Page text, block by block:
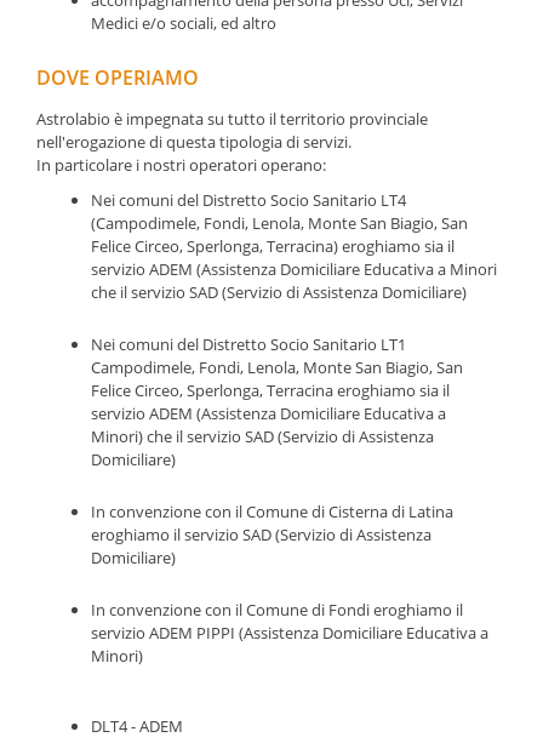
Medici e/o sociali, ed altro
DOVE OPERIAMO
Astrolabio è impegnata su tutto il territorio provinciale
nell'erogazione di questa tipologia di servizi.
In particolare i nostri operatori operano:
Nei comuni del Distretto Socio Sanitario LT4
(Campodimele, Fondi, Lenola, Monte San Biagio, San
Felice Circeo, Sperlonga, Terracina) eroghiamo sia il
servizio ADEM (Assistenza Domiciliare Educativa a Minori
che il servizio SAD (Servizio di Assistenza Domiciliare)
Nei comuni del Distretto Socio Sanitario LT1
Campodimele, Fondi, Lenola, Monte San Biagio, San
Felice Circeo, Sperlonga, Terracina eroghiamo sia il
servizio ADEM (Assistenza Domiciliare Educativa a
Minori) che il servizio SAD (Servizio di Assistenza
Domiciliare)
In convenzione con il Comune di Cisterna di Latina
eroghiamo il servizio SAD (Servizio di Assistenza
Domiciliare)
In convenzione con il Comune di Fondi eroghiamo il
servizio ADEM PIPPI (Assistenza Domiciliare Educativa a
Minori)
DLT4 - ADEM